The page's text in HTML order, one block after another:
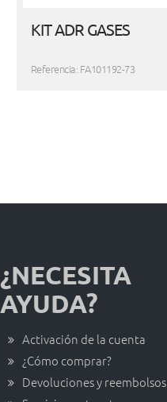
KIT ADR GASES
Referencia: FA101192-73
¿NECESITA
AYUDA?
Activación de la cuenta
¿Cómo comprar?
Devoluciones y reembolsos